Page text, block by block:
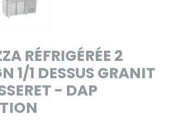
RÉFRIGÉRÉE 2
1/1 DESSUS GRANIT
- DAP